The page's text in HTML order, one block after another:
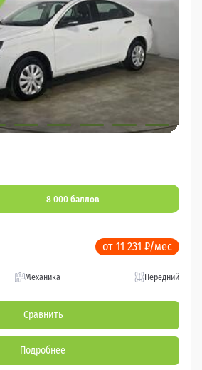
8 000 баллов
от 11 231 ₽/мес
Механика Передний
Сравнить
Подробнее